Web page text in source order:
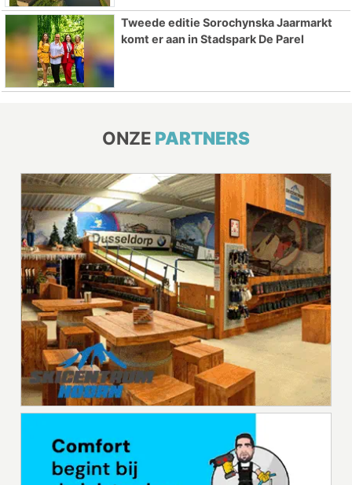
Tweede editie Sorochynska Jaarmarkt
komt er aan in Stadspark De Parel
ONZE PARTNERS